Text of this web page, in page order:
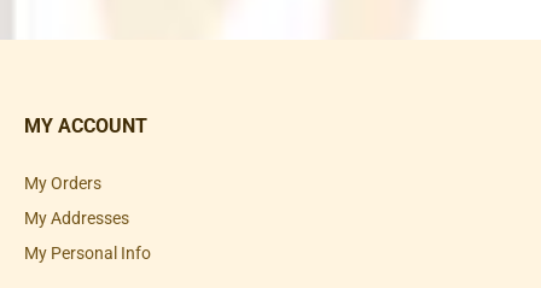
MY ACCOUNT
My Orders
My Addresses
My Personal Info